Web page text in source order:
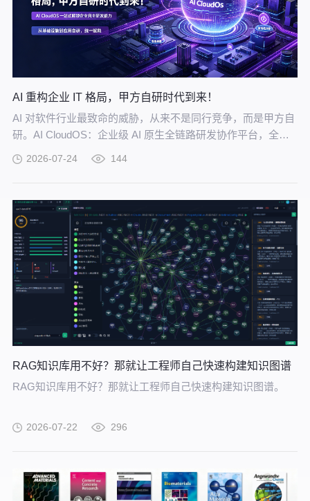
AI 重构企业 IT 格局，甲方自研时代到来！
AI 对软件行业最致命的威胁，从来不是同行竞争，而是甲方自
研。AI CloudOS：企业级 AI 原生全链路研发协作平台，全方
2026-07-24 144
RAG知识库用不好？那就让工程师自己快速构建知识图谱
RAG知识库用不好？那就让工程师自己快速构建知识图谱。
2026-07-22 296